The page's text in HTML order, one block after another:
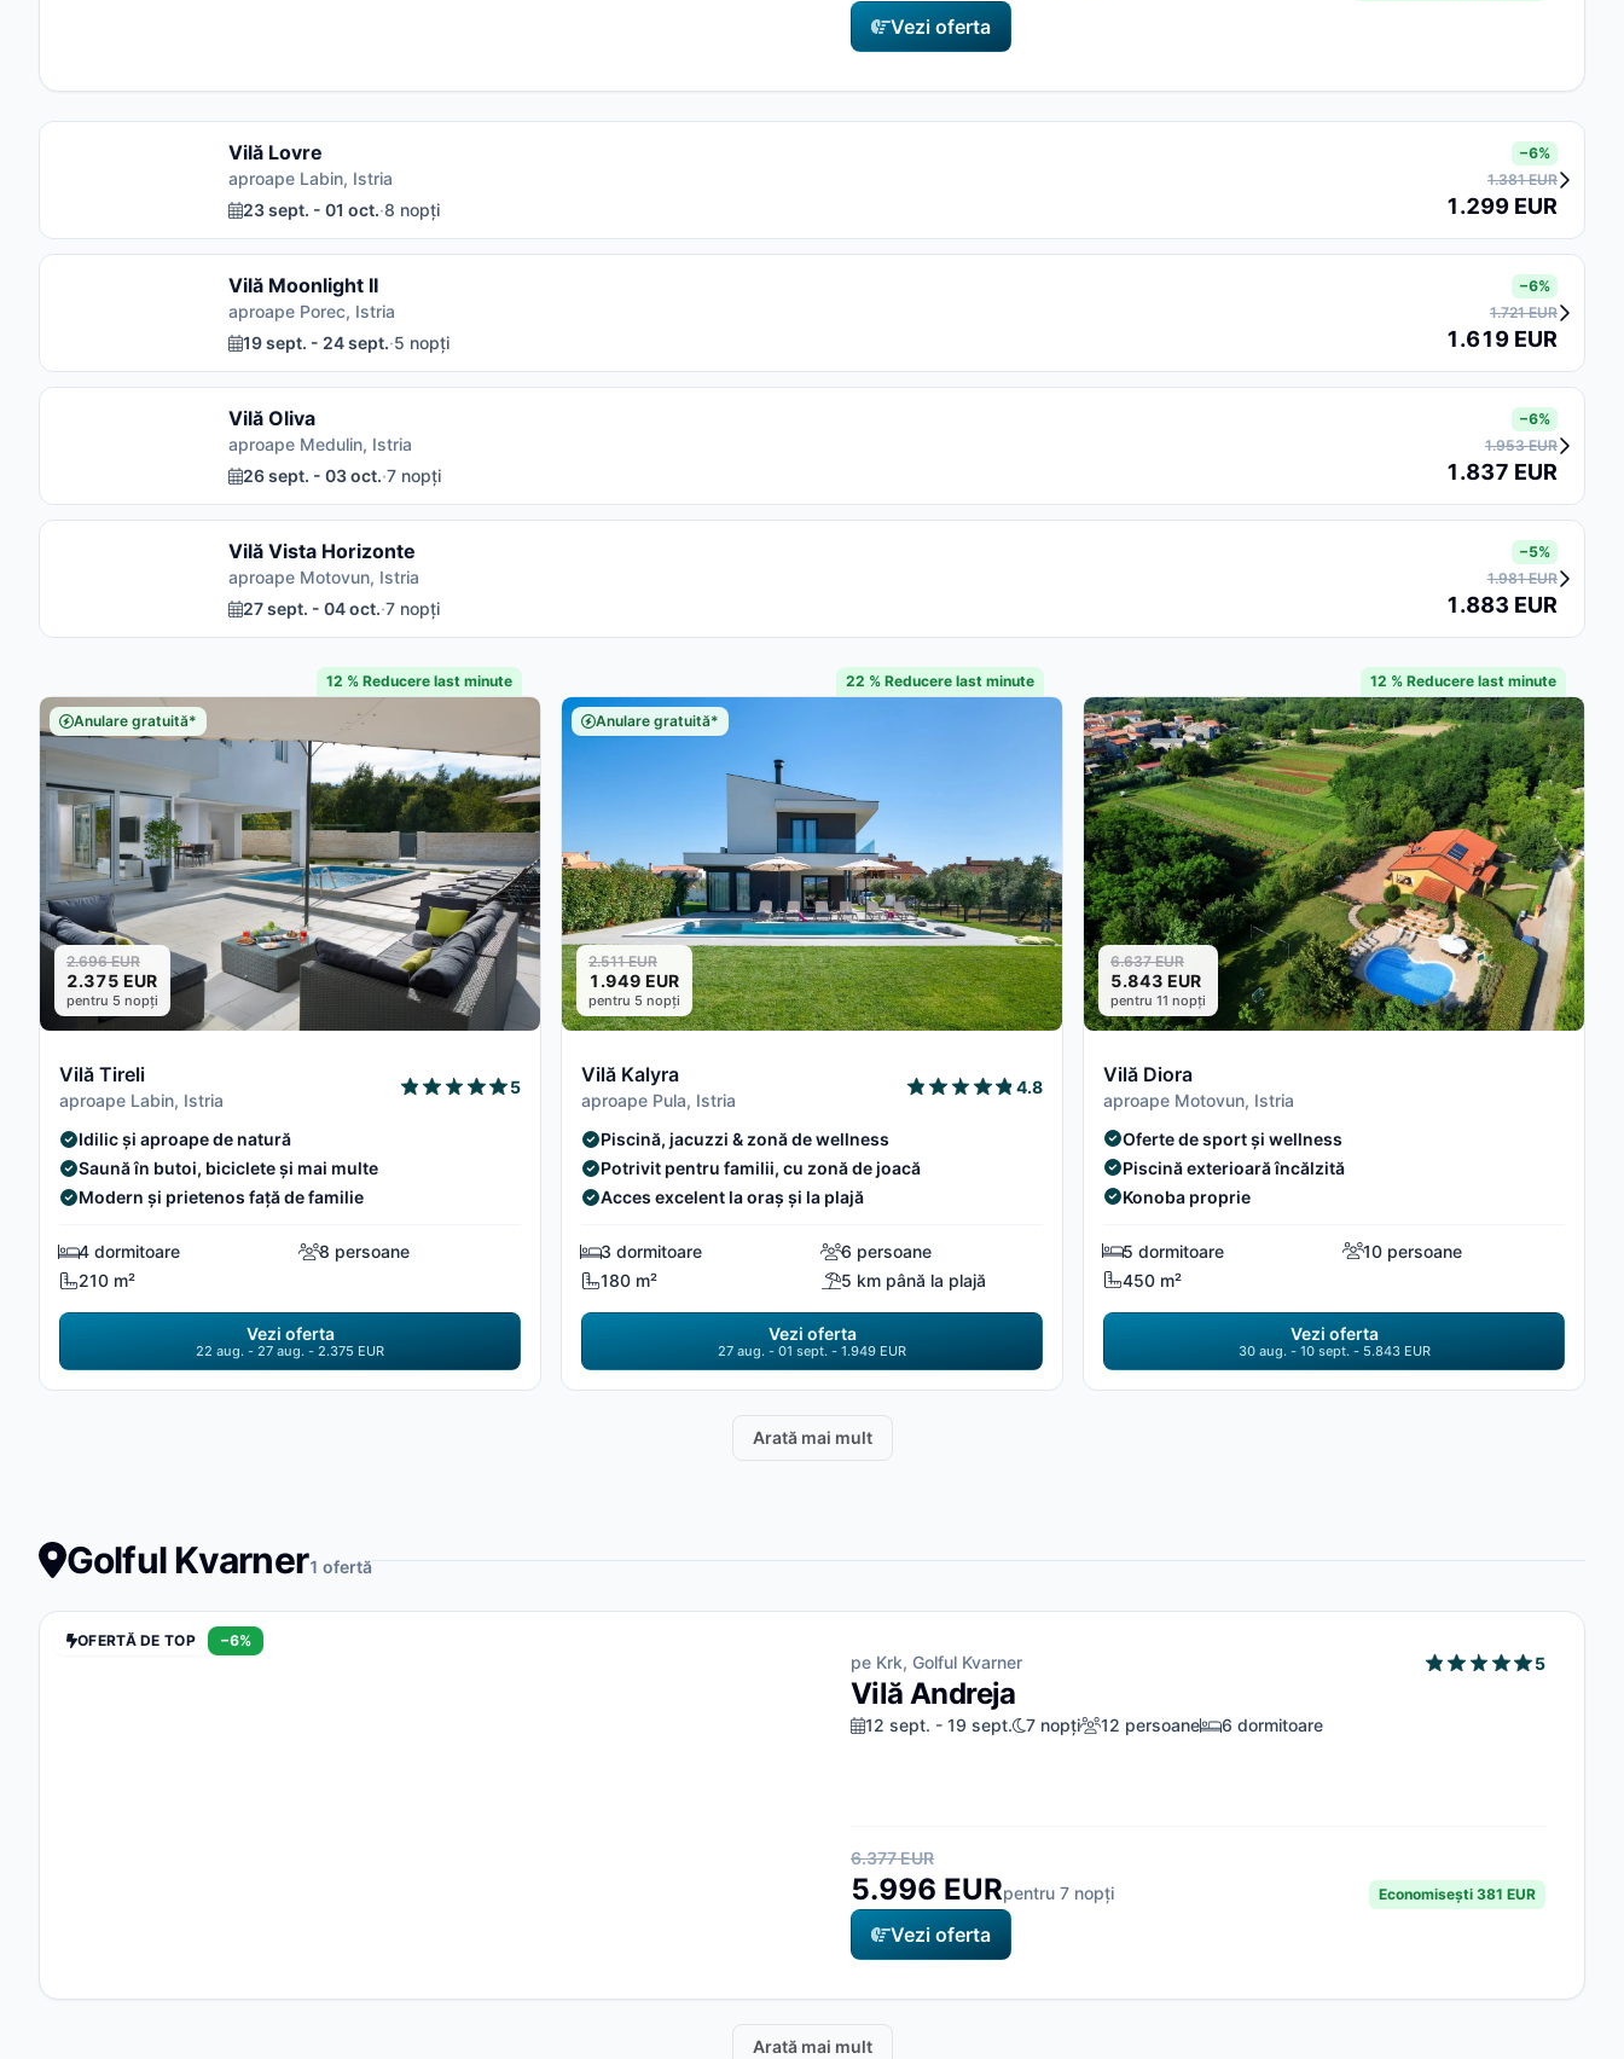
Vezi oferta
Vilă Lovre
aproape Labin, Istria
23 sept. - 01 oct.·8 nopți
−6%
1.381 EUR
1.299 EUR
Vilă Moonlight II
aproape Porec, Istria
19 sept. - 24 sept.·5 nopți
−6%
1.721 EUR
1.619 EUR
Vilă Oliva
aproape Medulin, Istria
26 sept. - 03 oct.·7 nopți
−6%
1.953 EUR
1.837 EUR
Vilă Vista Horizonte
aproape Motovun, Istria
27 sept. - 04 oct.·7 nopți
−5%
1.981 EUR
1.883 EUR
12 % Reducere last minute
Anulare gratuită*
2.696 EUR
2.375 EUR
pentru 5 nopți
Vilă Tireli
aproape Labin, Istria
5
Idilic și aproape de natură
Saună în butoi, biciclete și mai multe
Modern și prietenos față de familie
4 dormitoare
8 persoane
210 m²
Vezi oferta
22 aug. - 27 aug. - 2.375 EUR
22 % Reducere last minute
Anulare gratuită*
2.511 EUR
1.949 EUR
pentru 5 nopți
Vilă Kalyra
aproape Pula, Istria
4.8
Piscină, jacuzzi & zonă de wellness
Potrivit pentru familii, cu zonă de joacă
Acces excelent la oraș și la plajă
3 dormitoare
6 persoane
180 m²
5 km până la plajă
Vezi oferta
27 aug. - 01 sept. - 1.949 EUR
12 % Reducere last minute
6.637 EUR
5.843 EUR
pentru 11 nopți
Vilă Diora
aproape Motovun, Istria
Oferte de sport și wellness
Piscină exterioară încălzită
Konoba proprie
5 dormitoare
10 persoane
450 m²
Vezi oferta
30 aug. - 10 sept. - 5.843 EUR
Arată mai mult
Golful Kvarner1 ofertă
OFERTĂ DE TOP −6%
pe Krk, Golful Kvarner 5
Vilă Andreja
12 sept. - 19 sept. 7 nopți 12 persoane 6 dormitoare
6.377 EUR
5.996 EURpentru 7 nopți Economisești 381 EUR
Vezi oferta
Arată mai mult